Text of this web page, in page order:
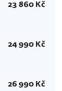
23 860 Kč
24 990 Kč
26 990 Kč